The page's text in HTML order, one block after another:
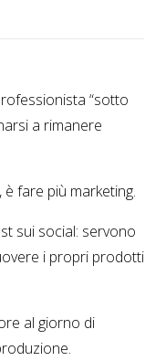
“sotto
a rimanere
fare più marketing.
sui social: servono
i propri prodotti
al giorno di